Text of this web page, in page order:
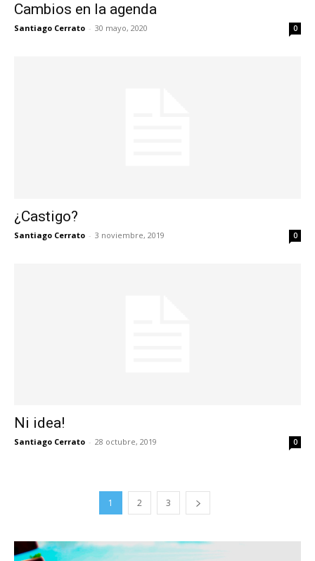
Cambios en la agenda
Santiago Cerrato - 30 mayo, 2020 0
¿Castigo?
Santiago Cerrato - 3 noviembre, 2019 0
Ni idea!
Santiago Cerrato - 28 octubre, 2019 0
1 2 3